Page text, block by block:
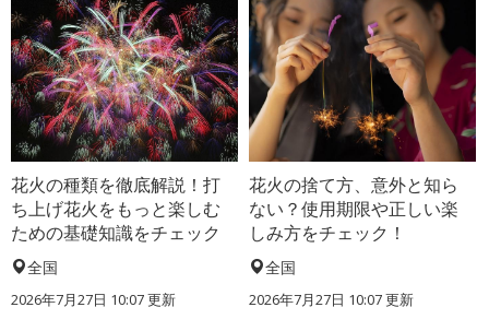
花火の種類を徹底解説！打
ち上げ花火をもっと楽しむ
ための基礎知識をチェック
全国
2026年7月27日 10:07 更新
花火の捨て方、意外と知ら
ない？使用期限や正しい楽
しみ方をチェック！
全国
2026年7月27日 10:07 更新